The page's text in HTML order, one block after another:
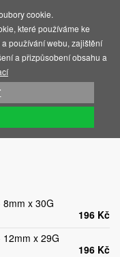
8mm x 30G
196 Kč
x 29G
196 Kč
cookie.
které používáme ke
používání webu, zajištění
a přizpůsobení obsahu a